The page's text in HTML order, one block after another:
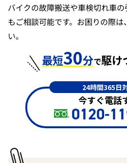
バイクの故障搬送や車検切れ車
もご相談可能です。お困りの際
い。
最短30分で駆け
24時間365日
今すぐ電話
0120-